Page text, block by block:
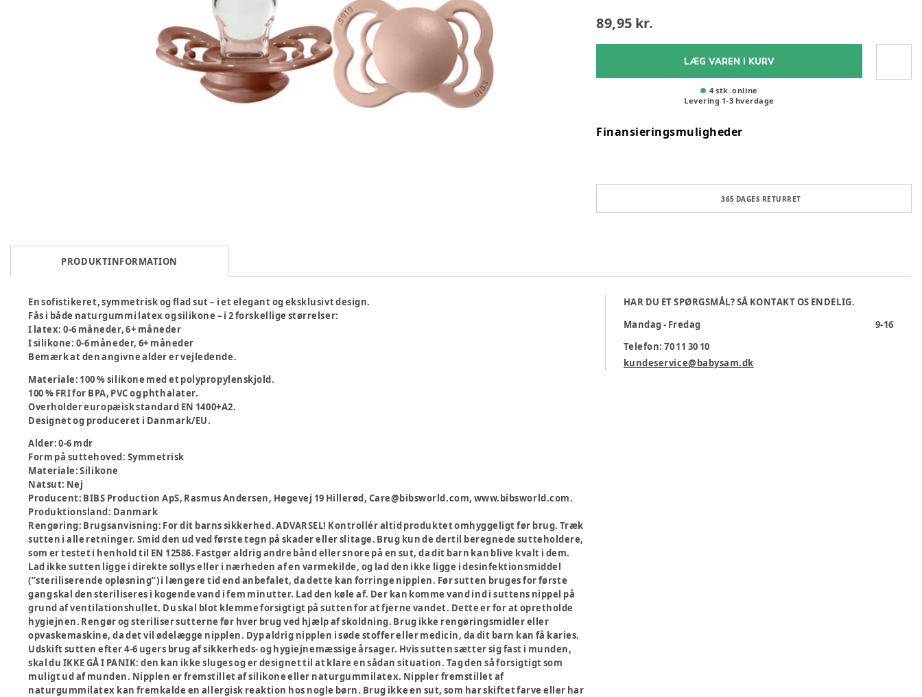
89,95 kr.
LÆG VAREN I KURV
4 stk. online
Levering 1-3 hverdage
Finansieringsmuligheder
365 DAGES RETURRET
PRODUKTINFORMATION
En sofistikeret, symmetrisk og flad sut – i et elegant og eksklusivt design.
Fås i både naturgummi latex og silikone – i 2 forskellige størrelser:
I latex: 0-6 måneder, 6+ måneder
I silikone: 0-6 måneder, 6+ måneder
Bemærk at den angivne alder er vejledende.
Materiale: 100 % silikone med et polypropylenskjold.
100 % FRI for BPA, PVC og phthalater.
Overholder europæisk standard EN 1400+A2.
Designet og produceret i Danmark/EU.
Alder:0-6 mdr
Form på suttehoved: Symmetrisk
Materiale:Silikone
Natsut: Nej
Producent: BIBS Production ApS, Rasmus Andersen, Høgevej 19 Hillerød, Care@bibsworld.com, www.bibsworld.com.
Produktionsland: Danmark
Rengøring: Brugsanvisning: For dit barns sikkerhed. ADVARSEL! Kontrollér altid produktet omhyggeligt før brug. Træk
sutten i alle retninger. Smid den ud ved første tegn på skader eller slitage. Brug kun de dertil beregnede sutteholdere,
som er testet i henhold til EN 12586. Fastgør aldrig andre bånd eller snore på en sut, da dit barn kan blive kvalt i dem.
Lad ikke sutten ligge i direkte sollys eller i nærheden af en varmekilde, og lad den ikke ligge i desinfektionsmiddel
(”steriliserende opløsning”) i længere tid end anbefalet, da dette kan forringe nipplen. Før sutten bruges for første
gang skal den steriliseres i kogende vand i fem minutter. Lad den køle af. Der kan komme vand ind i suttens nippel på
grund af ventilationshullet. Du skal blot klemme forsigtigt på sutten for at fjerne vandet. Dette er for at opretholde
hygiejnen. Rengør og steriliser sutterne før hver brug ved hjælp af skoldning. Brug ikke rengøringsmidler eller
opvaskemaskine, da det vil ødelægge nipplen. Dyp aldrig nipplen i søde stoffer eller medicin, da dit barn kan få karies.
Udskift sutten efter 4-6 ugers brug af sikkerheds- og hygiejnemæssige årsager. Hvis sutten sætter sig fast i munden,
skal du IKKE GÅ I PANIK: den kan ikke sluges og er designet til at klare en sådan situation. Tag den så forsigtigt som
muligt ud af munden. Nipplen er fremstillet af silikone eller naturgummilatex. Nippler fremstillet af
naturgummilatex kan fremkalde en allergisk reaktion hos nogle børn. Brug ikke en sut, som har skiftet farve eller har
HAR DU ET SPØRGSMÅL? SÅ KONTAKT OS ENDELIG.
Mandag - Fredag
9-16
Telefon: 70 11 30 10
kundeservice@babysam.dk